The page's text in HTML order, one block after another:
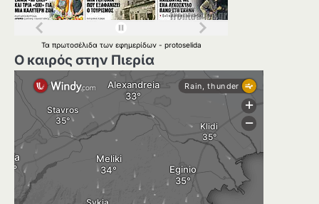
Τα πρωτοσέλιδα των εφημερίδων - protoselida
Ο καιρός στην Πιερία